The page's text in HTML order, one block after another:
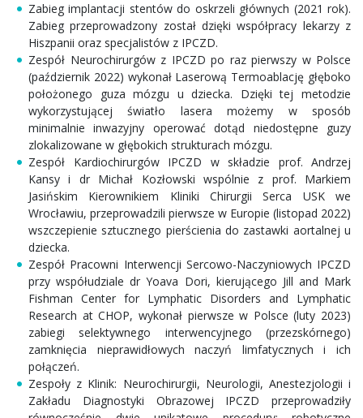
Zabieg implantacji stentów do oskrzeli głównych (2021 rok).
Zabieg przeprowadzony został dzięki współpracy lekarzy z
Hiszpanii oraz specjalistów z IPCZD.
Zespół Neurochirurgów z IPCZD po raz pierwszy w Polsce
(październik 2022) wykonał Laserową Termoablację głęboko
położonego guza mózgu u dziecka. Dzięki tej metodzie
wykorzystującej światło lasera możemy w sposób
minimalnie inwazyjny operować dotąd niedostępne guzy
zlokalizowane w głębokich strukturach mózgu.
Zespół Kardiochirurgów IPCZD w składzie prof. Andrzej
Kansy i dr Michał Kozłowski wspólnie z prof. Markiem
Jasińskim Kierownikiem Kliniki Chirurgii Serca USK we
Wrocławiu, przeprowadzili pierwsze w Europie (listopad 2022)
wszczepienie sztucznego pierścienia do zastawki aortalnej u
dziecka.
Zespół Pracowni Interwencji Sercowo-Naczyniowych IPCZD
przy współudziale dr Yoava Dori, kierującego Jill and Mark
Fishman Center for Lymphatic Disorders and Lymphatic
Research at CHOP, wykonał pierwsze w Polsce (luty 2023)
zabiegi selektywnego interwencyjnego (przezskórnego)
zamknięcia nieprawidłowych naczyń limfatycznych i ich
połączeń.
Zespoły z Klinik: Neurochirurgii, Neurologii, Anestezjologii i
Zakładu Diagnostyki Obrazowej IPCZD przeprowadziły